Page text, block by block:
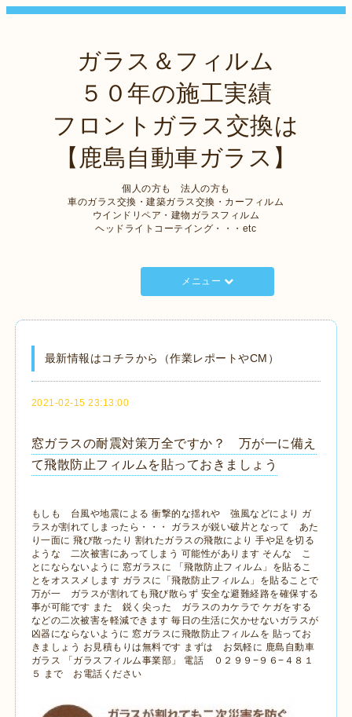
ガラス＆フィルム
５０年の施工実績
フロントガラス交換は
【鹿島自動車ガラス】
個人の方も 法人の方も
車のガラス交換・建築ガラス交換・カーフィルム
ウインドリペア・建物ガラスフィルム
ヘッドライトコーテイング・・・etc
メニュー
最新情報はコチラから（作業レポートやCM）
2021-02-15 23:13:00
窓ガラスの耐震対策万全ですか？ 万が一に備え
て飛散防止フィルムを貼っておきましょう
もしも 台風や地震による 衝撃的な揺れや 強風などにより ガ
ラスが割れてしまったら・・・ ガラスが鋭い破片となって あた
り一面に 飛び散ったり 割れたガラスの飛散により 手や足を切る
ような 二次被害にあってしまう 可能性があります そんな こ
とにならないように 窓ガラスに 「飛散防止フィルム」を貼るこ
とをオススメします ガラスに「飛散防止フィルム」を貼ることで
万が一 ガラスが割れても飛び散らず 安全な避難経路を確保する
事が可能です また 鋭く尖った ガラスのカケラで ケガをする
などの二次被害を軽減できます 毎日の生活に欠かせないガラスが
凶器にならないように 窓ガラスに飛散防止フィルムを 貼ってお
きましょう お見積もりは無料です まずは お気軽に 鹿島自動車
ガラス 「ガラスフィルム事業部」 電話 ０２９９−９６−４８１
５ まで お電話ください